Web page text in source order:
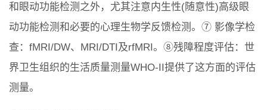
和眼动功能检测之外，尤其注意内生性(随意性)高级眼
动功能检测和必要的心理生物学反馈检测。⑦ 影像学检
查：fMRI/DW、MRI/DTI及rfMRI。⑧残障程度评估：世
界卫生组织的生活质量测量WHO-II提供了这方面的评估
测量。